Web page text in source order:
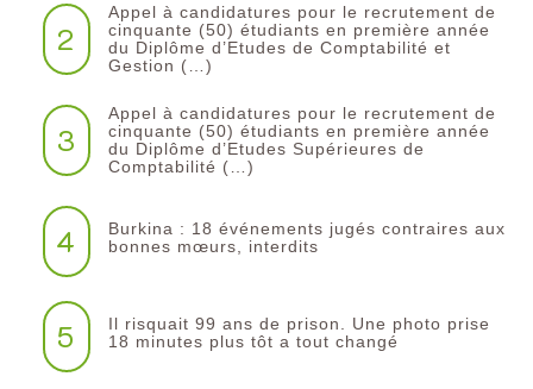
2
Appel à candidatures pour le recrutement de
cinquante (50) étudiants en première année
du Diplôme d’Etudes de Comptabilité et
Gestion (…)
3
Appel à candidatures pour le recrutement de
cinquante (50) étudiants en première année
du Diplôme d’Etudes Supérieures de
Comptabilité (…)
4
Burkina : 18 événements jugés contraires aux
bonnes mœurs, interdits
5
Il risquait 99 ans de prison. Une photo prise
18 minutes plus tôt a tout changé